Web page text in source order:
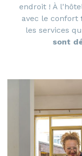
endroit ! À
avec le confort
les services
sont